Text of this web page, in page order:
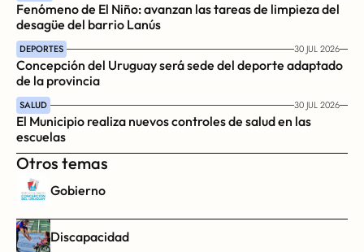
Fenómeno de El Niño: avanzan las tareas de limpieza del
desagüe del barrio Lanús
DEPORTES 30 JUL 2026
Concepción del Uruguay será sede del deporte adaptado
de la provincia
SALUD 30 JUL 2026
El Municipio realiza nuevos controles de salud en las
escuelas
Otros temas
Gobierno
Discapacidad